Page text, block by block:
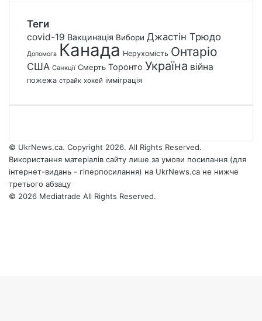
Теги
covid-19 Вакцинація Вибори Джастін Трюдо
Допомога Канада Нерухомість Онтаріо
США Санкції Смерть Торонто Україна війна
пожежа страйк хокей імміграція
© UkrNews.ca. Copyright 2026. All Rights Reserved.
Використання матеріалів сайту лише за умови посилання (для
інтернет-видань - гіперпосилання) на UkrNews.ca не нижче
третього абзацу
© 2026 Mediatrade All Rights Reserved.